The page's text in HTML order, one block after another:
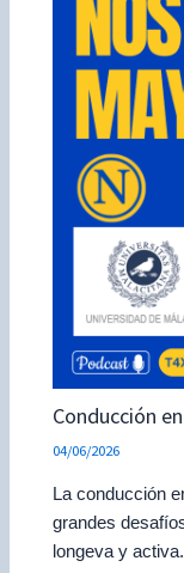
Conducción
04/06/2026
La conducción
grandes
longeva y